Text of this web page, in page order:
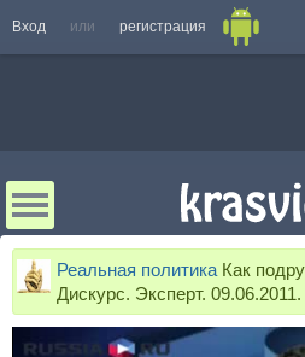
Вход или регистрация
Реальная политика Как
Дискурс. Эксперт. 09.06.2011.